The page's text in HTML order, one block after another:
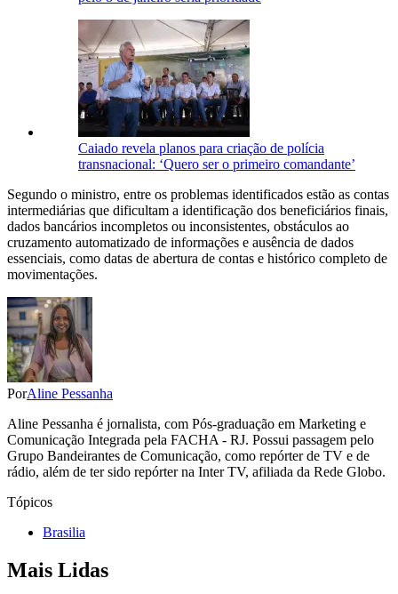
Caiado revela planos para criação de polícia
transnacional: ‘Quero ser o primeiro comandante’
Segundo o ministro, entre os problemas identificados estão as contas
intermediárias que dificultam a identificação dos beneficiários finais,
dados bancários incompletos ou inconsistentes, obstáculos ao
cruzamento automatizado de informações e ausência de dados
essenciais, como datas de abertura de contas e histórico completo de
movimentações.
PorAline Pessanha
Aline Pessanha é jornalista, com Pós-graduação em Marketing e
Comunicação Integrada pela FACHA - RJ. Possui passagem pelo
Grupo Bandeirantes de Comunicação, como repórter de TV e de
rádio, além de ter sido repórter na Inter TV, afiliada da Rede Globo.
Tópicos
Brasilia
Mais Lidas